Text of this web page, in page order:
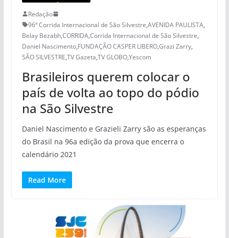
Redação
96ª Corrida Internacional de São Silvestre,AVENIDA PAULISTA,
Belay Bezabh,CORRIDA,Corrida Internacional de São Silvestre,
Daniel Nascimento,FUNDAÇÃO CASPER LIBERO,Grazi Zarry,
SÃO SILVESTRE,TV Gazeta,TV GLOBO,Yescom
Brasileiros querem colocar o
país de volta ao topo do pódio
na São Silvestre
Daniel Nascimento e Grazieli Zarry são as esperanças
do Brasil na 96a edição da prova que encerra o
calendário 2021
Read More